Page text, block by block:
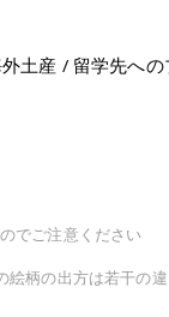
土産 / 留学先へ
でご注意ください
柄の出方は若干の